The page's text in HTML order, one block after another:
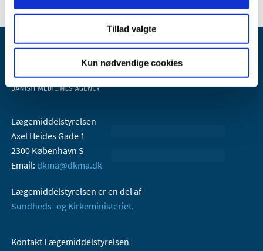
Tillad valgte
Kun nødvendige cookies
Lægemiddelstyrelsen
Axel Heides Gade 1
2300 København S
Email: dkma@dkma.dk
Lægemiddelstyrelsen er en del af
Sundheds- og Kirkeministeriet.
Kontakt Lægemiddelstyrelsen